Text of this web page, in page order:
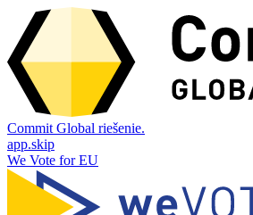
Commit Global riešenie.
app.skip
We Vote for EU